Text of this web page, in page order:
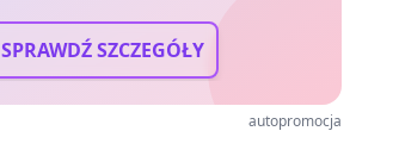
SPRAWDŹ SZCZEGÓŁY
autopromocja